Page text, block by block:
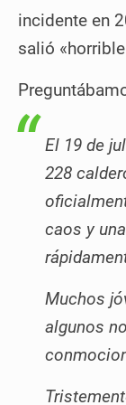
incidente en
salió
El 19 de
228
caos y
Muchos
algunos